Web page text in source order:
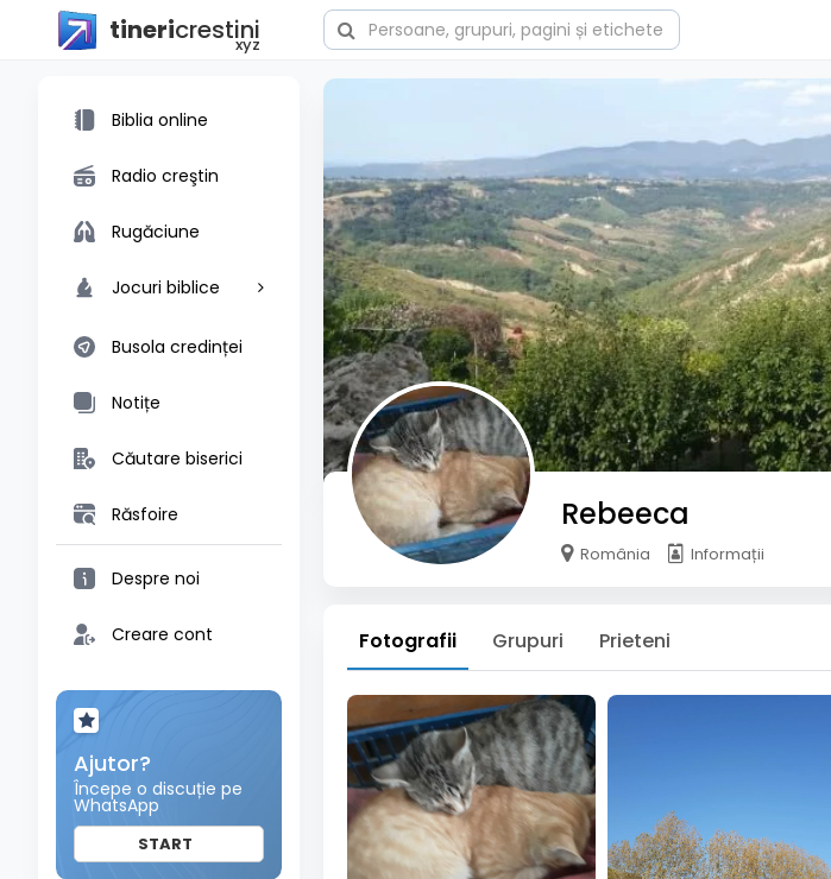
tinericrestini
xyz
Biblia online
Radio creştin
Rugăciune
Jocuri biblice
Busola credinței
Notițe
Căutare biserici
Răsfoire
Despre noi
Creare cont
Ajutor?
Începe o discuție pe
WhatsApp
START
Rebeeca
România Informații
Fotografii Grupuri Prieteni